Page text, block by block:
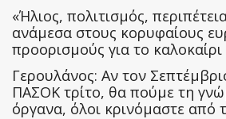
«Ήλιος, πολιτισμός,
ανάμεσα στους κορυφαίους
προορισμούς για το καλοκαίρι
Γερουλάνος: Αν τον
ΠΑΣΟΚ τρίτο, θα πούμε τη
όργανα, όλοι κρινόμαστε από